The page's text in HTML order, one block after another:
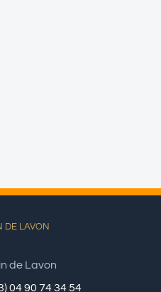
DE LAVON
de Lavon
04 90 74 34 54